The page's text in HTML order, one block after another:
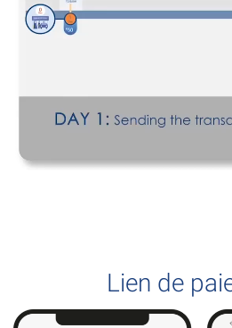
Lien de